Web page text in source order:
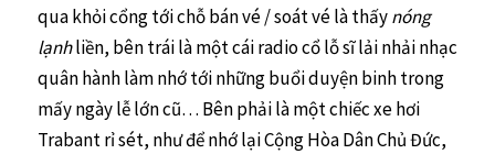
qua khỏi cổng tới chỗ bán vé / soát vé là thấynóng
lạnhliền, bên trái là một cái radio cổ lỗ sĩ lải nhải nhạc
quân hành làm nhớ tới những buổi duyện binh trong
mấy ngày lễ lớn cũ… Bên phải là một chiếc xe hơi
Trabant rỉ sét, như để nhớ lại Cộng Hòa Dân Chủ Đức,